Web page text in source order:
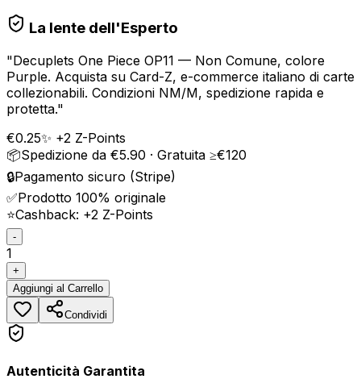
La lente dell'Esperto
"Decuplets One Piece OP11 — Non Comune, colore
Purple. Acquista su Card-Z, e-commerce italiano di carte
collezionabili. Condizioni NM/M, spedizione rapida e
protetta."
€0.25✨ +2 Z-Points
📦Spedizione da €5.90 · Gratuita ≥€120
🔒Pagamento sicuro (Stripe)
✅Prodotto 100% originale
⭐Cashback: +2 Z-Points
-
1
+
Aggiungi al Carrello
Condividi
Autenticità Garantita